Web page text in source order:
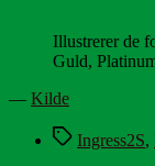
Illustrerer de
Guld,
— Kilde
TagsIngress2S,